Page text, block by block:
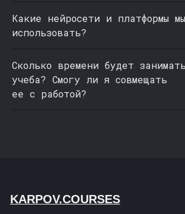
Какие нейросети и платформы
использовать?
Сколько времени будет занимать
учеба? Смогу ли я совмещать
ее с работой?